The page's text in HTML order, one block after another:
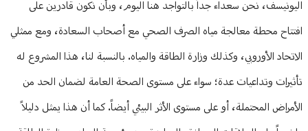
اليونيسف، نحن سعداء جداً بالتواجد هنا اليوم، وبأن نكون قادرين على
افتتاح محطة معالجة مياه الصرف الصحي مع أصحاب السعادة، ومع ممثلي
الاتحاد الأوروبي، وكذلك وزارة الطاقة والمياه. بالنسبة لنا، هذا المشروع له
تأثيرات وتداعيات عدة؛ سواء على مستوى الصحة العامة لضمان الحد من
الأمراض المحتملة، أو على مستوى الأثر البيئي أيضاً. كما أن هذا يمثل دليلاً